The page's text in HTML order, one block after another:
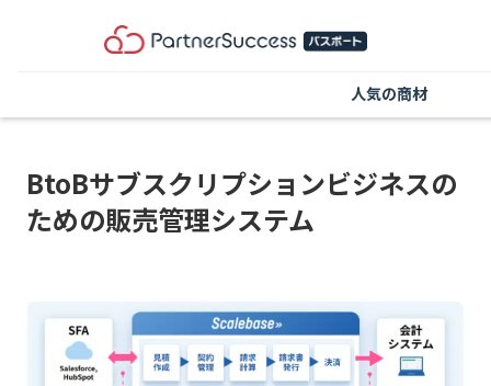
BtoBサブスクリプションビジネスの
ための販売管理システム
人気の商材